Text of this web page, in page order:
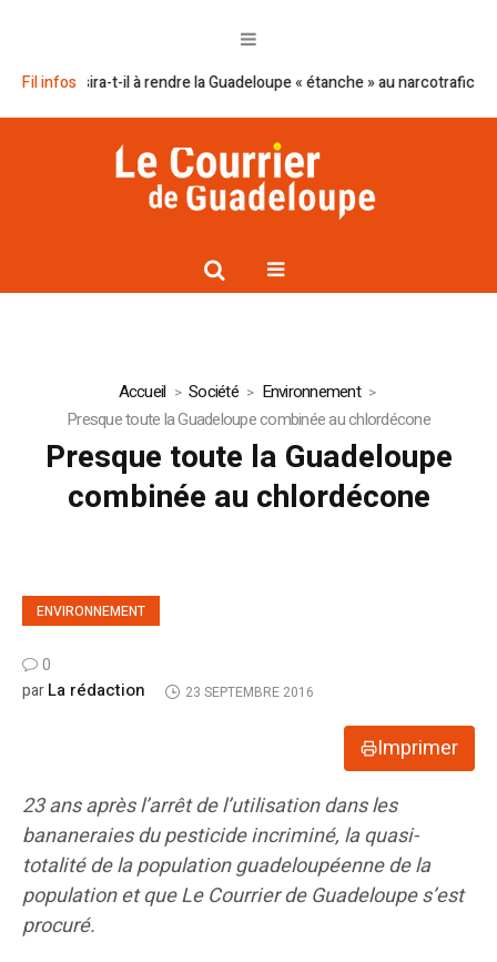
Fil infost-il à rendre la Guadeloupe « étanche » au narcotrafic ? Cap
Accueil Société
Environnement
Presque toute la Guadeloupe combinée au chlordécone
Presque toute la Guadeloupe
combinée au chlordécone
ENVIRONNEMENT
0
parLa rédaction 23 SEPTEMBRE 2016
Imprimer
23 ans après l’arrêt de l’utilisation dans les
bananeraies du pesticide incriminé, la quasi-
totalité de la population guadeloupéenne de la
population et que Le Courrier de Guadeloupe s’est
procuré.